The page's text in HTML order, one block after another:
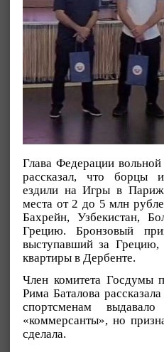
Глава Федерации
рассказал, что борцы
ездили на Игры в
места от 2 до 5 млн
Бахрейн, Узбекистан,
Грецию. Бронзовый
выступавший за Грецию,
квартиры в Дербенте.
Член комитета Госдумы
Рима Баталова рассказала
спортсменам
«коммерсанты», но
сделала.